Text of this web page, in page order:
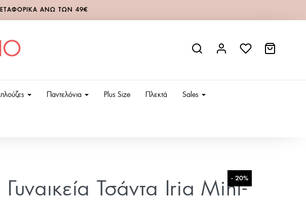
ΑΝΩ ΤΩΝ 49€
Παντελόνια Plus Size Πλεκτά Sales
- 20%
Γυναικεία Τσάντα Iria Mini-